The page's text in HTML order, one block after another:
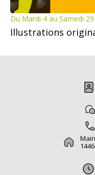
Du Mardi 4 au Samedi
Illustrations